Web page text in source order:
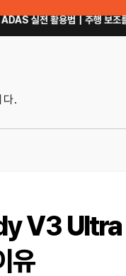
보조를 제대로 쓰면 무엇이
.
V3 Ultra
유